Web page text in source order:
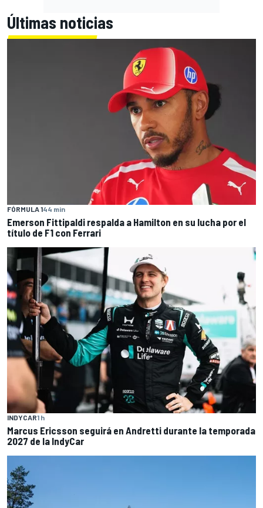
Últimas noticias
FÓRMULA 144 min
Emerson Fittipaldi respalda a Hamilton en su lucha por el
título de F1 con Ferrari
INDYCAR1 h
Marcus Ericsson seguirá en Andretti durante la temporada
2027 de la IndyCar